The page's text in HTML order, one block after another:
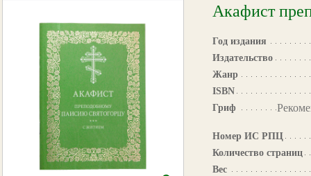
Акафист
Год издания
Издательство
Жанр
ISBN
Гриф
Номер ИС РПЦ
Количество страниц
Вес